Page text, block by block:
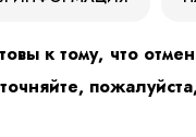
к тому, что